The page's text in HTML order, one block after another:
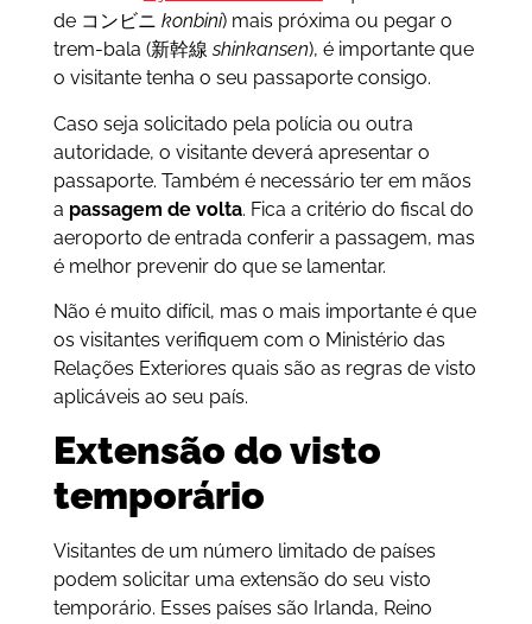
de コンビニ konbini) mais próxima ou pegar o
trem-bala (新幹線shinkansen), é importante que
o visitante tenha o seu passaporte consigo.
Caso seja solicitado pela polícia ou outra
autoridade, o visitante deverá apresentar o
passaporte. Também é necessário ter em mãos
a passagem de volta. Fica a critério do fiscal do
aeroporto de entrada conferir a passagem, mas
é melhor prevenir do que se lamentar.
Não é muito difícil, mas o mais importante é que
os visitantes verifiquem com o Ministério das
Relações Exteriores quais são as regras de visto
aplicáveis ao seu país.
Extensão do visto
temporário
Visitantes de um número limitado de países
podem solicitar uma extensão do seu visto
temporário. Esses países são Irlanda, Reino